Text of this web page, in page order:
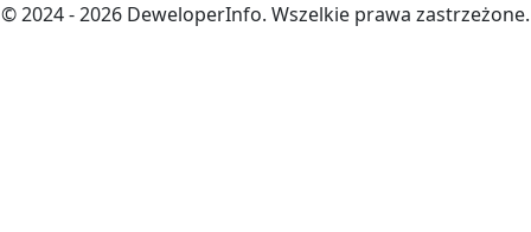
© 2024- 2026 DeweloperInfo. Wszelkie prawa zastrzeżone.